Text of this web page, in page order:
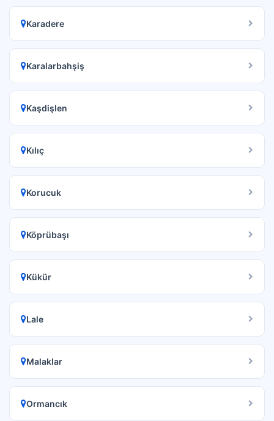
Karadere
Karalarbahşiş
Kaşdişlen
Kılıç
Korucuk
Köprübaşı
Kükür
Lale
Malaklar
Ormancık